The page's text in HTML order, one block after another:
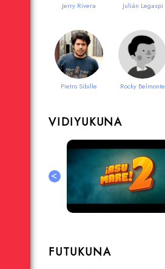
Jerry Rivera Julián Legaspi
Pietro Sibille Rocky Belmonte
VIDIYUKUNA
<
FUTUKUNA